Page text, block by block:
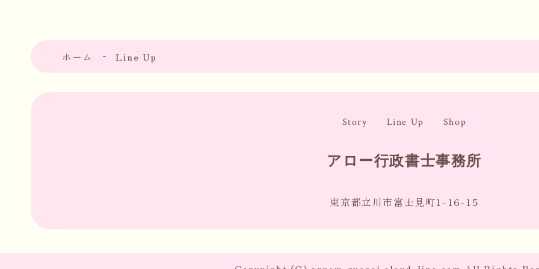
ホーム Line Up
Story Line Up Shop
アロー行政書士事務所
東京都立川市富士見町1-16-15